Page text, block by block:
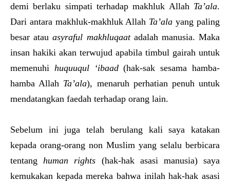
demi berlaku simpati terhadap makhluk Allah Ta’ala.
Dari antara makhluk-makhluk Allah Ta’ala yang paling
besar atauasyraful makhluqaatadalah manusia. Maka
insan hakiki akan terwujud apabila timbul gairah untuk
memenuhi huquuqul ‘ibaad(hak-sak sesama hamba-
hamba Allah Ta’ala), menaruh perhatian penuh untuk
mendatangkan faedah terhadap orang lain.
Sebelum ini juga telah berulang kali saya katakan
kepada orang-orang non Muslim yang selalu berbicara
tentang human rights (hak-hak asasi manusia) saya
kemukakan kepada mereka bahwa inilah hak-hak asasi